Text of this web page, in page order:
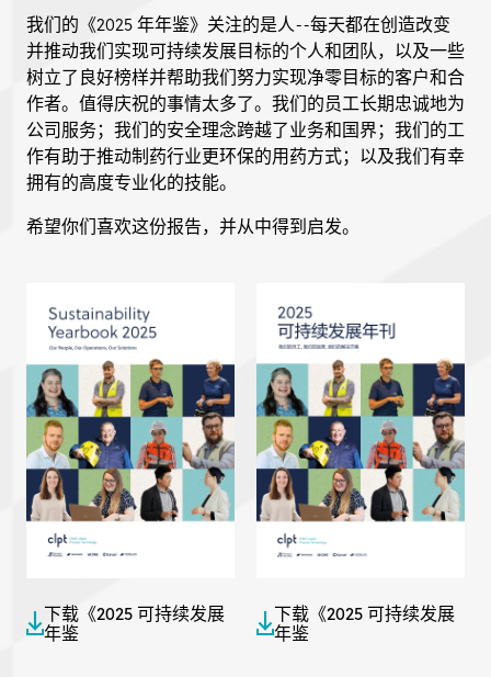
我们的《2025 年年鉴》关注的是人--每天都在创造改变
并推动我们实现可持续发展目标的个人和团队，以及一些
树立了良好榜样并帮助我们努力实现净零目标的客户和合
作者。值得庆祝的事情太多了。我们的员工长期忠诚地为
公司服务；我们的安全理念跨越了业务和国界；我们的工
作有助于推动制药行业更环保的用药方式；以及我们有幸
拥有的高度专业化的技能。
希望你们喜欢这份报告，并从中得到启发。
下载《2025 可持续发展
年鉴
下载《2025 可持续发展
年鉴